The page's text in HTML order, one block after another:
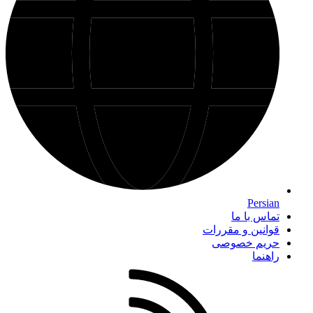
Persian
تماس با ما
قوانین و مقررات
حریم خصوصی
راهنما